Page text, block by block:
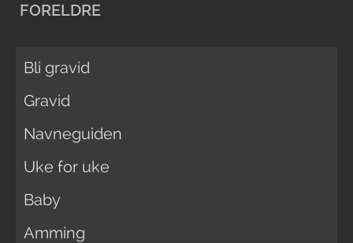
FORELDRE
Bli gravid
Gravid
Navneguiden
Uke for uke
Baby
Amming